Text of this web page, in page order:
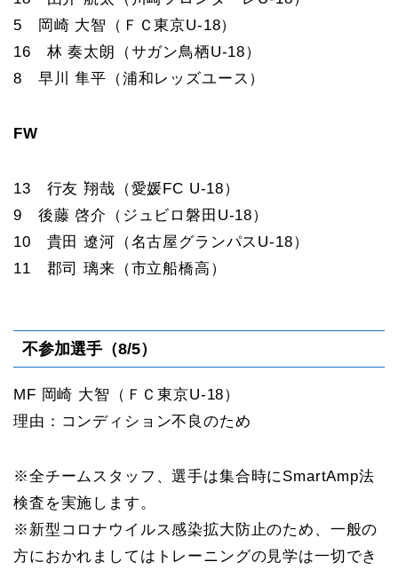
5 岡崎 大智（ＦＣ東京U-18）
16 林 奏太朗（サガン鳥栖U-18）
8 早川 隼平（浦和レッズユース）
FW
13 行友 翔哉（愛媛FC U-18）
9 後藤 啓介（ジュビロ磐田U-18）
10 貴田 遼河（名古屋グランパスU-18）
11 郡司 璃来（市立船橋高）
不参加選手（8/5）
MF 岡崎 大智（ＦＣ東京U-18）
理由：コンディション不良のため
※全チームスタッフ、選手は集合時にSmartAmp法
検査を実施します。
※新型コロナウイルス感染拡大防止のため、一般の
方におかれましてはトレーニングの見学は一切でき